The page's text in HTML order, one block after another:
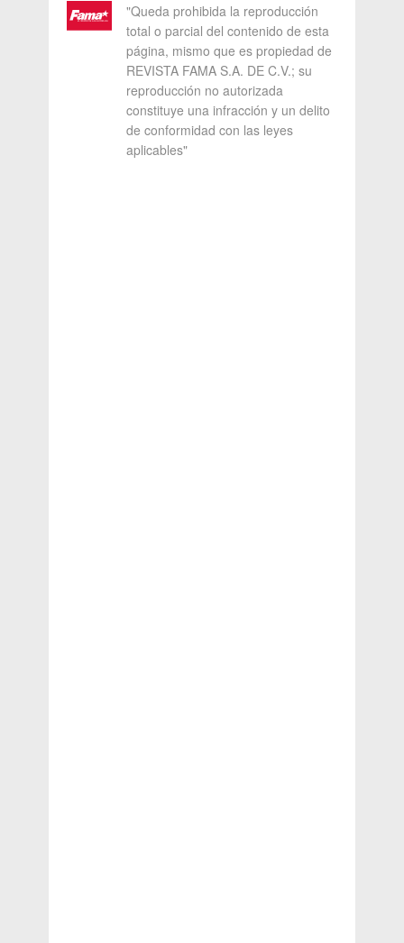
"Queda prohibida la reproducción
total o parcial del contenido de esta
página, mismo que es propiedad de
REVISTA FAMA S.A. DE C.V.; su
reproducción no autorizada
constituye una infracción y un delito
de conformidad con las leyes
aplicables"